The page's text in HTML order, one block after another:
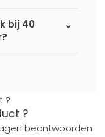
bij 40
?
beantwoorden.